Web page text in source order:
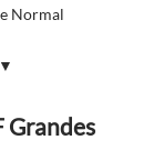
Normal
Grandes